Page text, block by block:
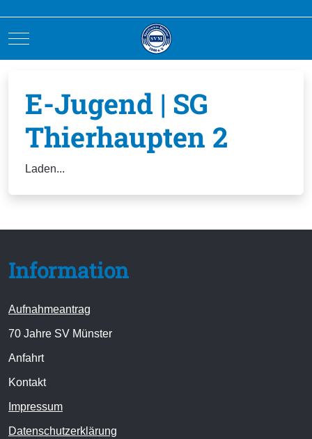
Mobile Menu Toggle
E-Jugend | SG
Thierhaupten 2
Laden...
Information
Aufnahmeantrag
70 Jahre SV Münster
Anfahrt
Kontakt
Impressum
Datenschutzerklärung